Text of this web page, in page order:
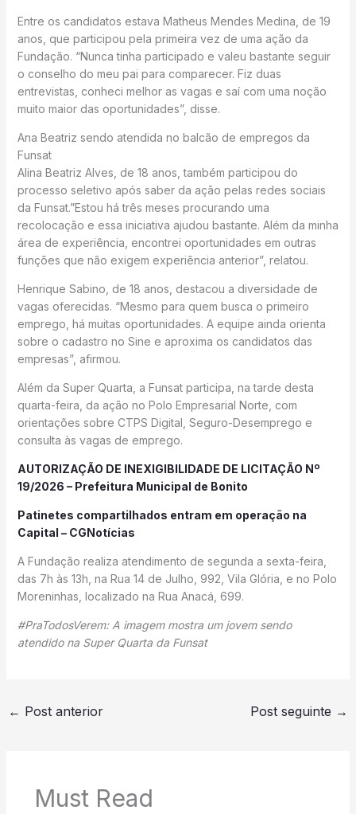
Entre os candidatos estava Matheus Mendes Medina, de 19
anos, que participou pela primeira vez de uma ação da
Fundação. “Nunca tinha participado e valeu bastante seguir
o conselho do meu pai para comparecer. Fiz duas
entrevistas, conheci melhor as vagas e saí com uma noção
muito maior das oportunidades”, disse.
Ana Beatriz sendo atendida no balcão de empregos da
Funsat
Alina Beatriz Alves, de 18 anos, também participou do
processo seletivo após saber da ação pelas redes sociais
da Funsat.”Estou há três meses procurando uma
recolocação e essa iniciativa ajudou bastante. Além da minha
área de experiência, encontrei oportunidades em outras
funções que não exigem experiência anterior”, relatou.
Henrique Sabino, de 18 anos, destacou a diversidade de
vagas oferecidas. “Mesmo para quem busca o primeiro
emprego, há muitas oportunidades. A equipe ainda orienta
sobre o cadastro no Sine e aproxima os candidatos das
empresas”, afirmou.
Além da Super Quarta, a Funsat participa, na tarde desta
quarta-feira, da ação no Polo Empresarial Norte, com
orientações sobre CTPS Digital, Seguro-Desemprego e
consulta às vagas de emprego.
AUTORIZAÇÃO DE INEXIGIBILIDADE DE LICITAÇÃO Nº
19/2026 – Prefeitura Municipal de Bonito
Patinetes compartilhados entram em operação na
Capital – CGNotícias
A Fundação realiza atendimento de segunda a sexta-feira,
das 7h às 13h, na Rua 14 de Julho, 992, Vila Glória, e no Polo
Moreninhas, localizado na Rua Anacá, 699.
#PraTodosVerem: A imagem mostra um jovem sendo
atendido na Super Quarta da Funsat
← Post anterior Post seguinte →
Must Read